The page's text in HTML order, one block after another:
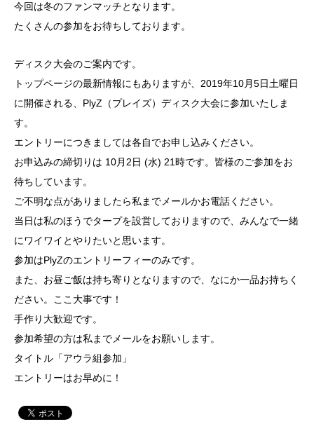
今回は冬のファンマッチとなります。
たくさんの参加をお待ちしております。
ディスク大会のご案内です。
トップページの最新情報にもありますが、2019年10月5日土曜日
に開催される、PlyZ（プレイズ）ディスク大会に参加いたしま
す。
エントリーにつきましては各自でお申し込みください。
お申込みの締切りは 10月2日 (水) 21時です。皆様のご参加をお
待ちしています。
ご不明な点がありましたら私までメールかお電話ください。
当日は私のほうでタープを設営しておりますので、みんなで一緒
にワイワイとやりたいと思います。
参加はPlyZのエントリーフィーのみです。
また、お昼ご飯は持ち寄りとなりますので、なにか一品お持ちく
ださい。ここ大事です！
手作り大歓迎です。
参加希望の方は私までメールをお願いします。
タイトル「アウラ組参加」
エントリーはお早めに！